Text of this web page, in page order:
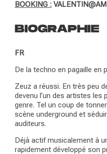
BOOKING :
BIOGRAPHIE
FR
De la techno en pagaille en
Zeuz a réussi. En très peu
devenu l’un des artistes les
genre. Tel un coup de
scène underground et
auditeurs.
Déjà actif musicalement à
rapidement développé son